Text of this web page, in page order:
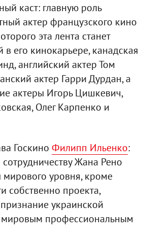
каст: главную роль
актер французского кино
эта лента станет
в его кинокарьере, канадская
английский актер Том
актер Гарри Дурдан, а
актеры Игорь Цишкевич,
Олег Карпенко и
Госкино Филипп Ильенко:
Жана Рено
мирового уровня, кроме
собственно проекта,
украинской
мировым профессиональным